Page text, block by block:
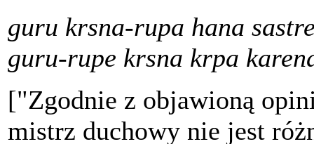
guru krsna-rupa hana
guru-rupe krsna krpa
["Zgodnie z objawioną
mistrz duchowy nie jest